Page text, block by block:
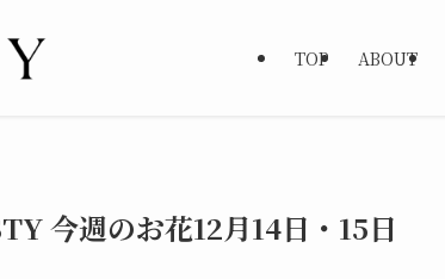
TOP ABOUT
今週のお花12月14日・15日